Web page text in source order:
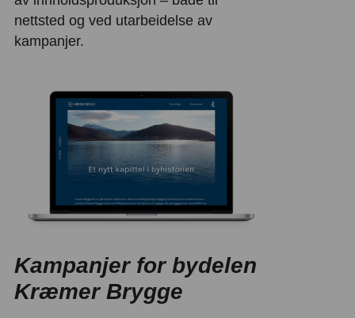
nettsted og ved utarbeidelse av
kampanjer.
Kampanjer for bydelen
Kræmer Brygge